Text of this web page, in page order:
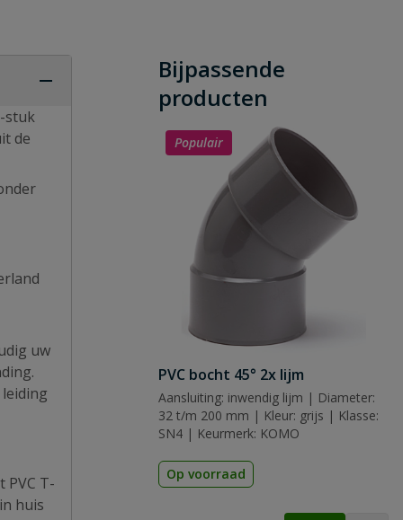
stuk
de
uw
T-
huis
Bijpassende
producten
Populair
PVC bocht 45° 2x lijm
Aansluiting: inwendig lijm | Diameter:
32 t/m 200 mm | Kleur: grijs | Klasse:
SN4 | Keurmerk: KOMO
Op voorraad